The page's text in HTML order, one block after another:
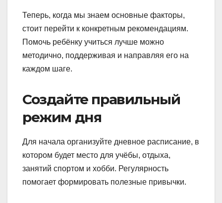
Теперь, когда мы знаем основные факторы,
стоит перейти к конкретным рекомендациям.
Помочь ребёнку учиться лучше можно
методично, поддерживая и направляя его на
каждом шаге.
Создайте правильный
режим дня
Для начала организуйте дневное расписание, в
котором будет место для учёбы, отдыха,
занятий спортом и хобби. Регулярность
помогает формировать полезные привычки.